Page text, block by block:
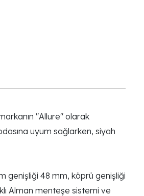
"Allure" olarak
uyum sağlarken, siyah
genişliği 48 mm, köprü genişliği
Alman menteşe sistemi ve